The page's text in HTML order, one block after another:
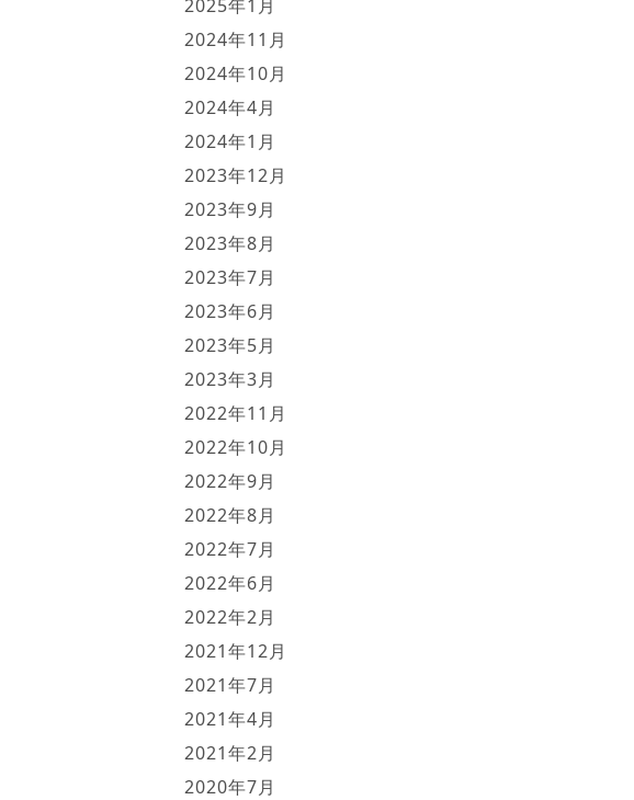
2025年1月
2024年11月
2024年10月
2024年4月
2024年1月
2023年12月
2023年9月
2023年8月
2023年7月
2023年6月
2023年5月
2023年3月
2022年11月
2022年10月
2022年9月
2022年8月
2022年7月
2022年6月
2022年2月
2021年12月
2021年7月
2021年4月
2021年2月
2020年7月